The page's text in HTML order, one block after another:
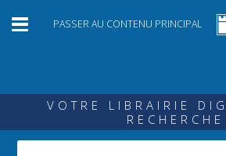
PASSER AU CONTENU PRINCIPAL
VOTRE LIBRAIRIE
RECHERCHE